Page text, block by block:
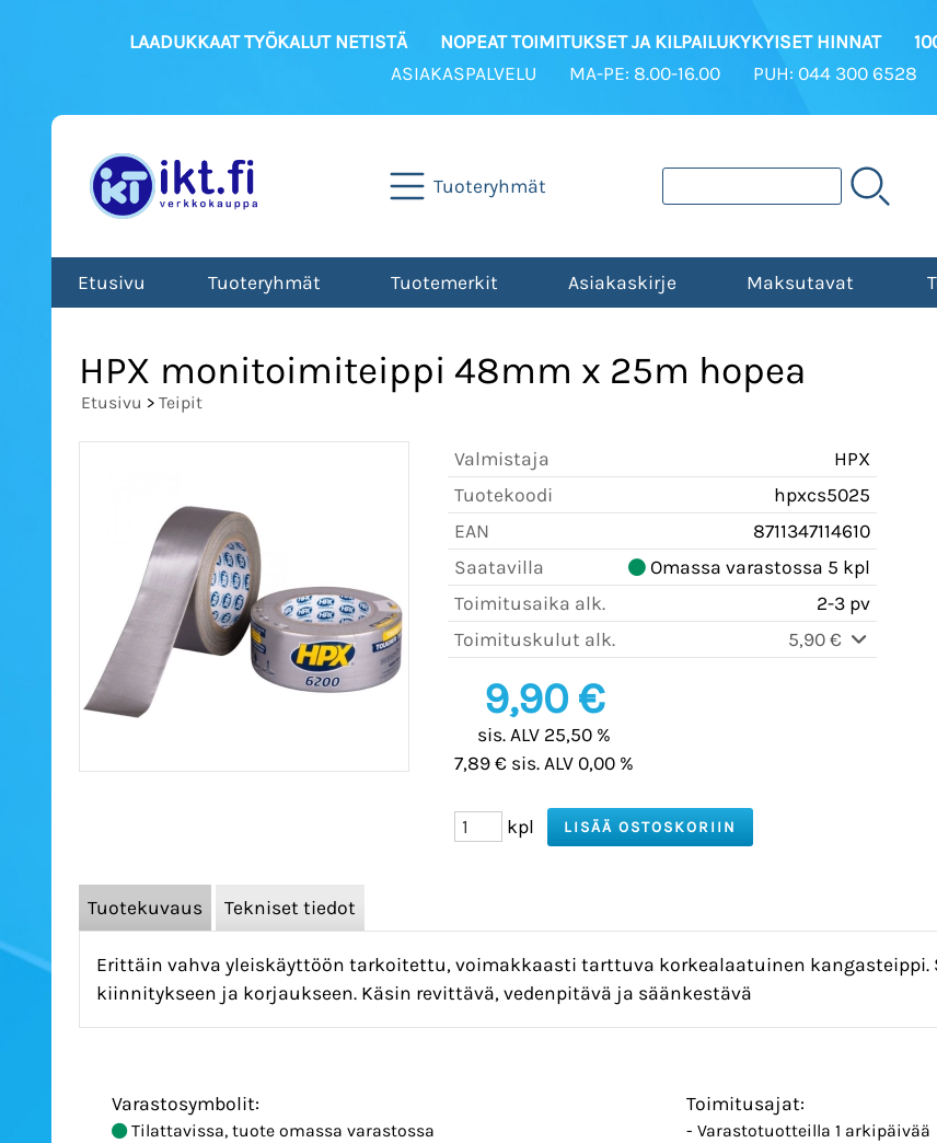
LAADUKKAAT TYÖKALUT NETISTÄ NOPEAT TOIMITUKSET JA KILPAILUKYKYISET HINNAT
ASIAKASPALVELU
MA-PE: 8.00-16.00 PUH: 044 300 6528
Tuoteryhmät
Etusivu Tuoteryhmät Tuotemerkit Asiakaskirje Maksutavat
HPX monitoimiteippi 48mm x 25m hopea
Etusivu > Teipit
Valmistaja
HPX
Tuotekoodi
hpxcs5025
EAN
8711347114610
Saatavilla
Omassa varastossa 5 kpl
Toimitusaika alk.
2-3 pv
Toimituskulut alk.
5,90 €
9,90 €
sis. ALV 25,50 %
7,89 € sis. ALV 0,00 %
kpl
Tuotekuvaus Tekniset tiedot
Erittäin vahva yleiskäyttöön tarkoitettu, voimakkaasti tarttuva korkealaatuinen
kiinnitykseen ja korjaukseen. Käsin revittävä, vedenpitävä ja säänkestävä
Varastosymbolit:
Tilattavissa, tuote omassa varastossa
Toimitusajat:
- Varastotuotteilla 1 arkipäivää